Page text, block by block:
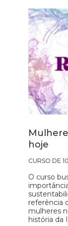
hoje
CURSO DE
O curso
referência
mulheres
história da